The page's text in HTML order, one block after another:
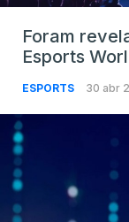
Foram
Esports
ESPORTS 30 abr